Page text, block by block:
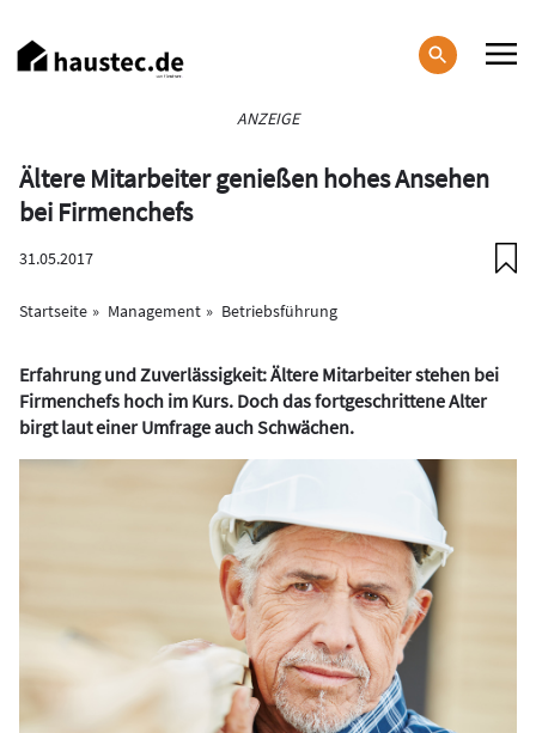
zum
Inhalt
ANZEIGE
Ältere Mitarbeiter genießen hohes Ansehen
bei Firmenchefs
31.05.2017
Startseite Management Betriebsführung
Erfahrung und Zuverlässigkeit: Ältere Mitarbeiter stehen bei
Firmenchefs hoch im Kurs. Doch das fortgeschrittene Alter
birgt laut einer Umfrage auch Schwächen.